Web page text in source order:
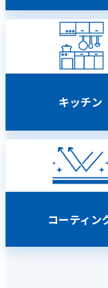
キッチン
コーティン